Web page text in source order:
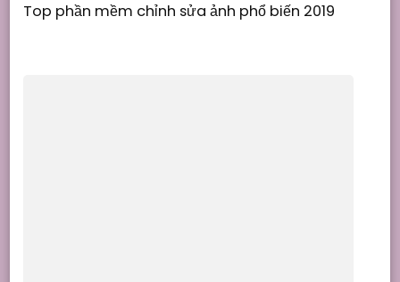
Top phần mềm chỉnh sửa ảnh phổ biến 2019